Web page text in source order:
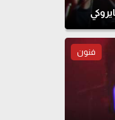
فنون